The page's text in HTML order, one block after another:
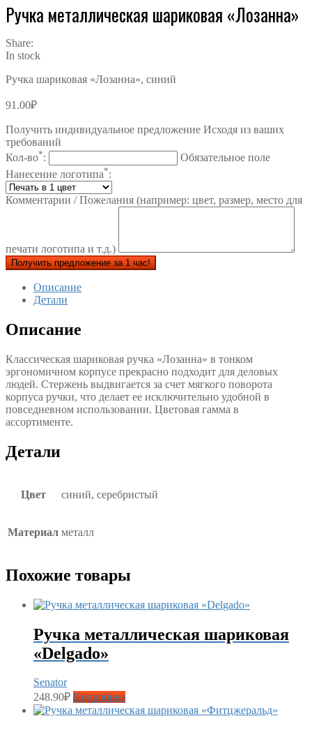
Ручка металлическая шариковая «Лозанна»
Share:
In stock
Ручка шариковая «Лозанна», синий
91.00₽
Получить индивидуальное предложение Исходя из ваших
требований
Кол-во*:
Обязательное поле
Нанесение логотипа*:
Комментарии / Пожелания (например: цвет, размер, место для
печати логотипа и т.д.)
Получить предложение за 1 час!
Описание
Детали
Описание
Классическая шариковая ручка «Лозанна» в тонком
эргономичном корпусе прекрасно подходит для деловых
людей. Стержень выдвигается за счет мягкого поворота
корпуса ручки, что делает ее исключительно удобной в
повседневном использовании. Цветовая гамма в
ассортименте.
Детали
Цвет синий, серебристый
Материал металл
Похожие товары
Ручка металлическая шариковая
«Delgado»
Senator
248.90₽ Подробнее